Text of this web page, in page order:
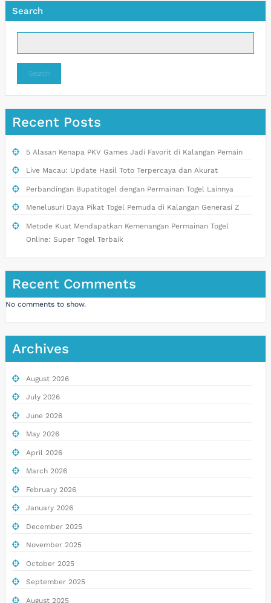
Search
Search
Recent Posts
5 Alasan Kenapa PKV Games Jadi Favorit di Kalangan Pemain
Live Macau: Update Hasil Toto Terpercaya dan Akurat
Perbandingan Bupatitogel dengan Permainan Togel Lainnya
Menelusuri Daya Pikat Togel Pemuda di Kalangan Generasi Z
Metode Kuat Mendapatkan Kemenangan Permainan Togel
Online: Super Togel Terbaik
Recent Comments
No comments to show.
Archives
August 2026
July 2026
June 2026
May 2026
April 2026
March 2026
February 2026
January 2026
December 2025
November 2025
October 2025
September 2025
August 2025